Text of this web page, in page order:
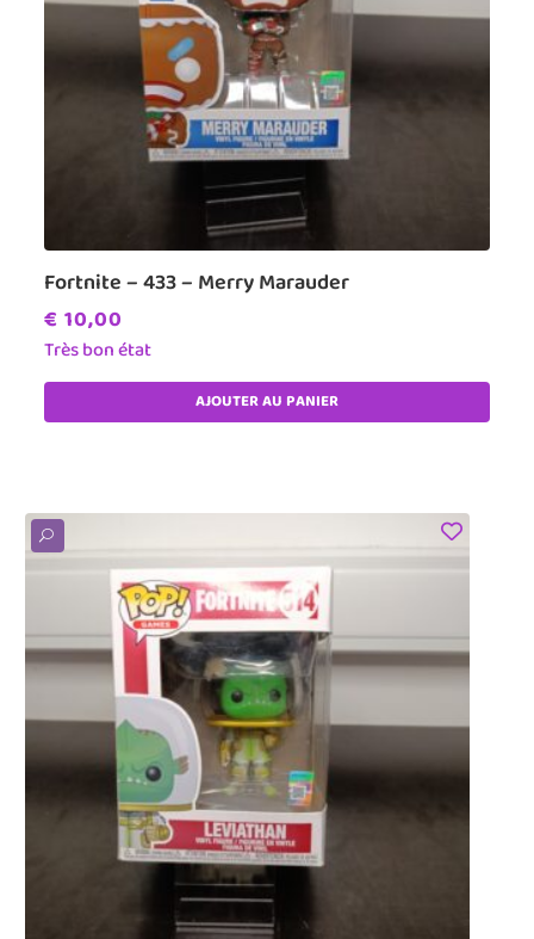
Fortnite – 433 – Merry Marauder
€ 10,00
Très bon état
AJOUTER AU PANIER
U